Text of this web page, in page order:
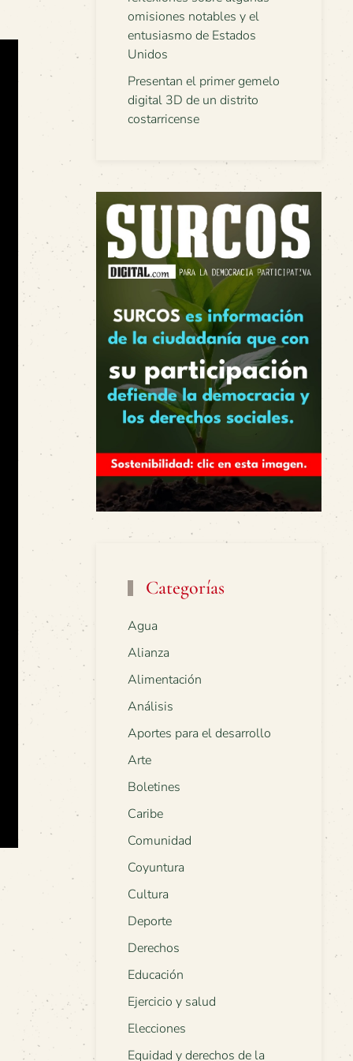
omisiones notables y el
entusiasmo de Estados
Unidos
Presentan el primer gemelo
digital 3D de un distrito
costarricense
Categorías
Agua
Alianza
Alimentación
Análisis
Aportes para el desarrollo
Arte
Boletines
Caribe
Comunidad
Coyuntura
Cultura
Deporte
Derechos
Educación
Ejercicio y salud
Elecciones
Equidad y derechos de la